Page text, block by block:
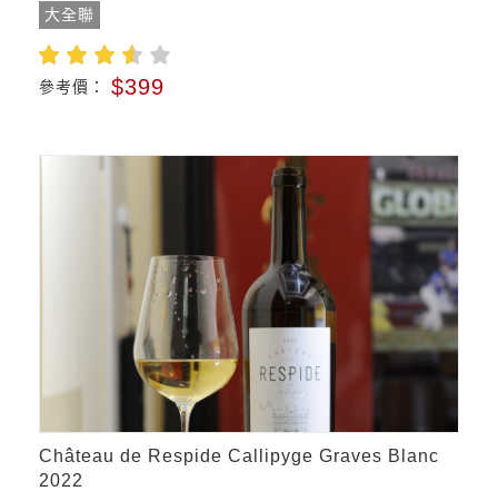
大全聯
參考價： $399
Château de Respide Callipyge Graves Blanc
2022